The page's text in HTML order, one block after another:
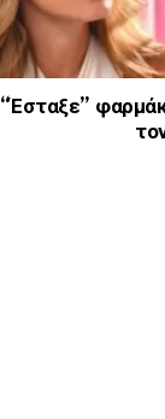
“Έσταξε”